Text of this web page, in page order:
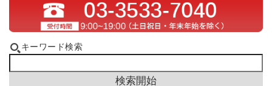
キーワード検索